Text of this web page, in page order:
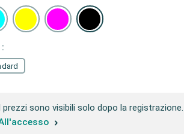
I prezzi sono visibili solo dopo la registrazione.